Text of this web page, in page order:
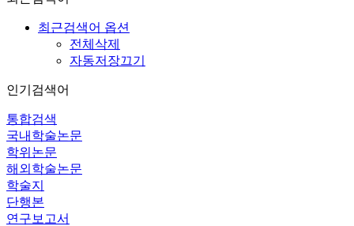
최근검색어 옵션
전체삭제
자동저장끄기
인기검색어
통합검색
국내학술논문
학위논문
해외학술논문
학술지
단행본
연구보고서